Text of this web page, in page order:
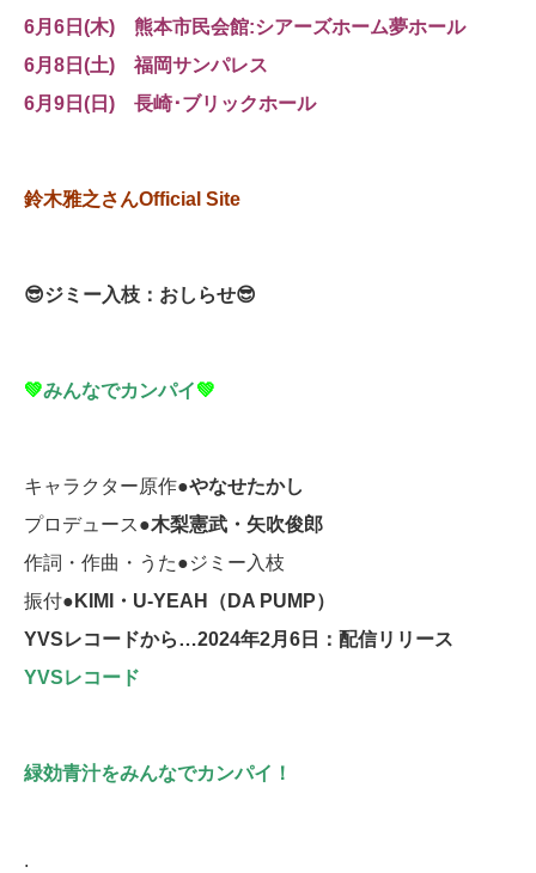
6月6日(木) 熊本市民会館:シアーズホーム夢ホール
6月8日(土) 福岡サンパレス
6月9日(日) 長崎･ブリックホール
鈴木雅之さんOfficial Site
😎ジミー入枝：おしらせ😎
💚みんなでカンパイ💚
キャラクター原作●やなせたかし
プロデュース●木梨憲武・矢吹俊郎
作詞・作曲・うた●ジミー入枝
振付● KIMI・U-YEAH（DA PUMP）
YVSレコードから…2024年2月6日：配信リリース
YVSレコード
緑効青汁をみんなでカンパイ！
: